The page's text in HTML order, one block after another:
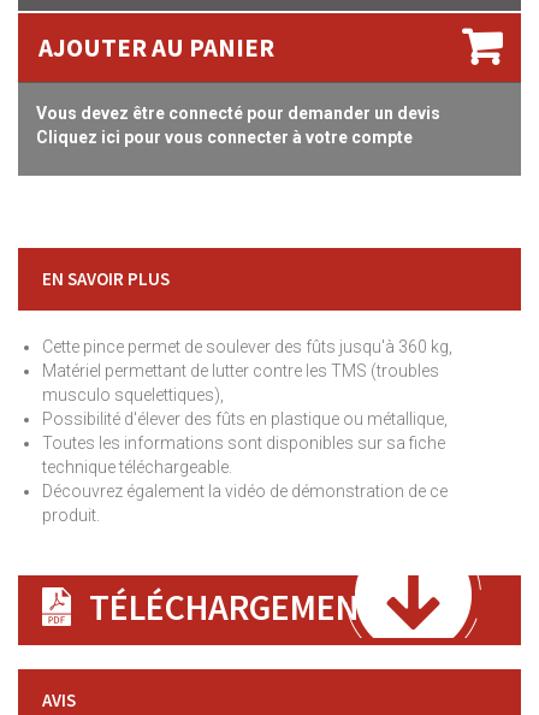
AJOUTER AU PANIER
Vous devez être connecté pour demander un devis
Cliquez ici pour vous connecter à votre compte
EN SAVOIR PLUS
Cette pince permet de soulever des fûts jusqu'à 360 kg,
Matériel permettant de lutter contre les TMS (troubles
musculo squelettiques),
Possibilité d'élever des fûts en plastique ou métallique,
Toutes les informations sont disponibles sur sa fiche
technique téléchargeable.
Découvrez également la vidéo de démonstration de ce
produit.
TÉLÉCHARGEMENT
AVIS